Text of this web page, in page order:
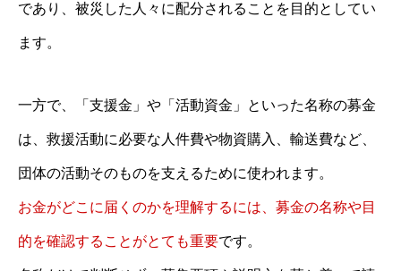
であり、被災した人々に配分されることを目的としてい
ます。
一方で、「支援金」や「活動資金」といった名称の募金
は、救援活動に必要な人件費や物資購入、輸送費など、
団体の活動そのものを支えるために使われます。
お金がどこに届くのかを理解するには、募金の名称や目
的を確認することがとても重要です。